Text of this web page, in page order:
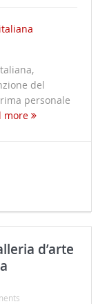
del
personale
more
d’arte